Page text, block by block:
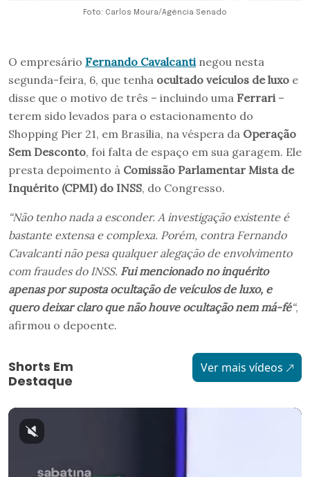
Foto: Carlos Moura/Agência Senado
O empresário Fernando Cavalcanti negou nesta
segunda-feira, 6, que tenha ocultado veículos de luxo e
disse que o motivo de três – incluindo uma Ferrari –
terem sido levados para o estacionamento do
Shopping Pier 21, em Brasília, na véspera da Operação
Sem Desconto, foi falta de espaço em sua garagem. Ele
presta depoimento à Comissão Parlamentar Mista de
Inquérito (CPMI) do INSS, do Congresso.
“Não tenho nada a esconder. A investigação existente é
bastante extensa e complexa. Porém, contra Fernando
Cavalcanti não pesa qualquer alegação de envolvimento
com fraudes do INSS. Fui mencionado no inquérito
apenas por suposta ocultação de veículos de luxo, e
quero deixar claro que não houve ocultação nem má-fé“,
afirmou o depoente.
Shorts Em
Destaque
Ver mais vídeos